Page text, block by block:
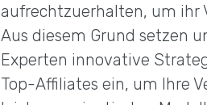
aufrechtzuerhalten, um ihr
Aus diesem Grund setzen
Experten innovative
Top-Affiliates ein, um Ihre